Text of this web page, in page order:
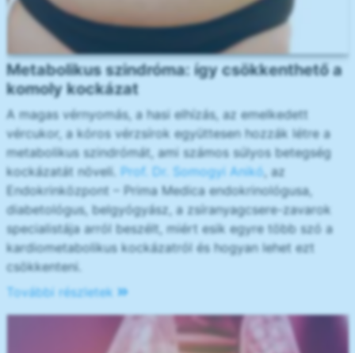
Metabolikus szindróma: így csökkenthető a
komoly kockázat
A magas vérnyomás, a hasi elhízás, az emelkedett
vércukor, a kóros vérzsírok együttesen hozzák létre a
metabolikus szindrómát, ami számos súlyos betegség
kockázatát növeli. Prof. Dr. Somogyi Anikó, az
Endokrinközpont – Prima Medica endokrinológusa,
diabetológus, belgyógyász, a zsíranyagcsere-zavarok
specialistája arról beszélt, miért esik egyre több szó a
kardiometabolikus kockázatról és hogyan lehet ezt
csökkenteni.
További részletek